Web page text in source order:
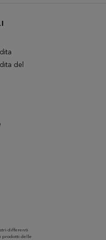
del
differenti
prodotti delle